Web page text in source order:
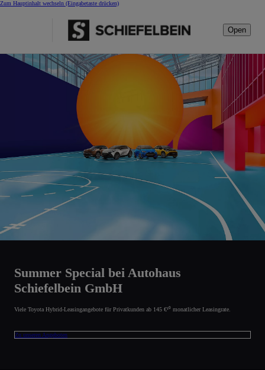
Zum Hauptinhalt wechseln (Eingabetaste drücken)
Open
Summer Special bei Autohaus
Schiefelbein GmbH
Viele Toyota Hybrid-Leasingangebote für Privatkunden ab 145 €¹⁰ monatlicher Leasingrate.
Zu unseren Angeboten